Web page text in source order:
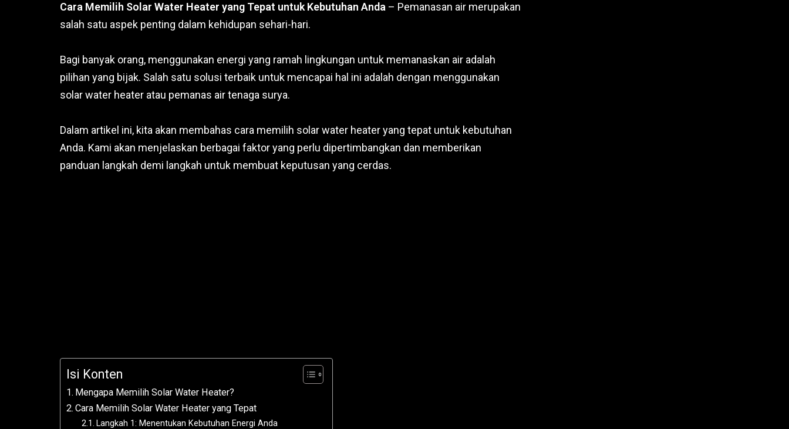
Cara Memilih Solar Water Heater yang Tepat untuk Kebutuhan Anda – Pemanasan air merupakan
salah satu aspek penting dalam kehidupan sehari-hari.
Bagi banyak orang, menggunakan energi yang ramah lingkungan untuk memanaskan air adalah
pilihan yang bijak. Salah satu solusi terbaik untuk mencapai hal ini adalah dengan menggunakan
solar water heater atau pemanas air tenaga surya.
Dalam artikel ini, kita akan membahas cara memilih solar water heater yang tepat untuk kebutuhan
Anda. Kami akan menjelaskan berbagai faktor yang perlu dipertimbangkan dan memberikan
panduan langkah demi langkah untuk membuat keputusan yang cerdas.
Isi Konten
Mengapa Memilih Solar Water Heater?
Cara Memilih Solar Water Heater yang Tepat
Langkah 1: Menentukan Kebutuhan Energi Anda